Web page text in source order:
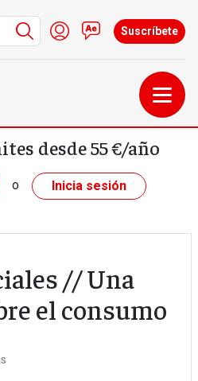
Menú de cuenta de
Iniciar sesión
Contacto
Suscríbete
desde 55 €/año
o Inicia sesión
// Una
el consumo